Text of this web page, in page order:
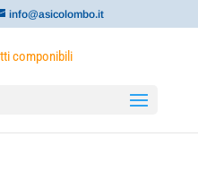
info@asicolombo.it